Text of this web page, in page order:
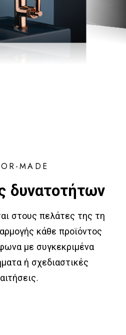
MADE
δυνατοτήτων
στους πελάτες της τη
κάθε προϊόντος
με συγκεκριμένα
ή σχεδιαστικές